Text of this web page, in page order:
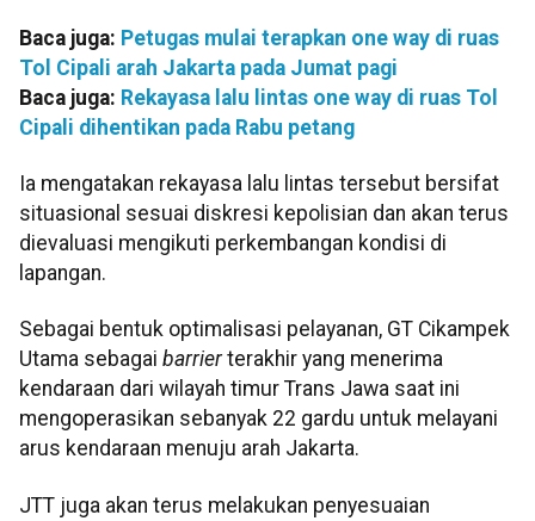
Baca juga: Petugas mulai terapkan one way di ruas
Tol Cipali arah Jakarta pada Jumat pagi
Baca juga: Rekayasa lalu lintas one way di ruas Tol
Cipali dihentikan pada Rabu petang
Ia mengatakan rekayasa lalu lintas tersebut bersifat
situasional sesuai diskresi kepolisian dan akan terus
dievaluasi mengikuti perkembangan kondisi di
lapangan.
Sebagai bentuk optimalisasi pelayanan, GT Cikampek
Utama sebagai barrierterakhir yang menerima
kendaraan dari wilayah timur Trans Jawa saat ini
mengoperasikan sebanyak 22 gardu untuk melayani
arus kendaraan menuju arah Jakarta.
JTT juga akan terus melakukan penyesuaian